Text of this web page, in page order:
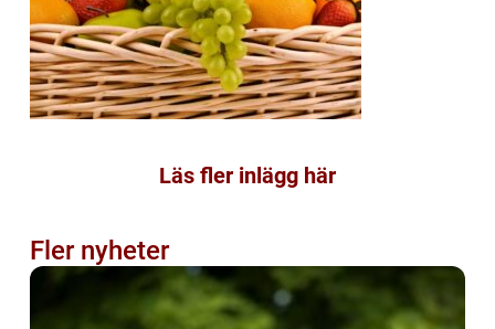
Läs fler inlägg här
Fler nyheter